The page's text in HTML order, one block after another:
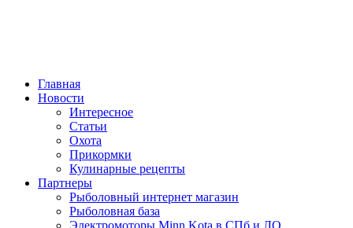
Главная
Новости
Интересное
Статьи
Охота
Прикормки
Кулинарные рецепты
Партнеры
Рыболовный интернет магазин
Рыболовная база
Электромоторы Minn Kota в СПб и ЛО